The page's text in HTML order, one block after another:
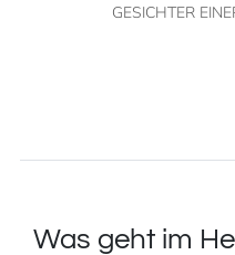
GESICHTER
Was geht im